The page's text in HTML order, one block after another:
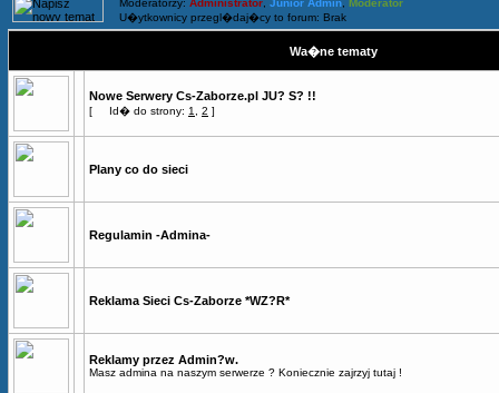
Moderatorzy: Administrator Junior Admin Moderator
U�ytkownicy przegl�daj�cy to forum: Brak
Wa�ne tematy
Nowe Serwery Cs-Zaborze.pl JU? S? !!
[ Id� do strony: 1 2 ]
Plany co do sieci
Regulamin -Admina-
Reklama Sieci Cs-Zaborze *WZ?R*
Reklamy przez Admin?w.
Masz admina na naszym serwerze ? Koniecznie zajrzyj tutaj !